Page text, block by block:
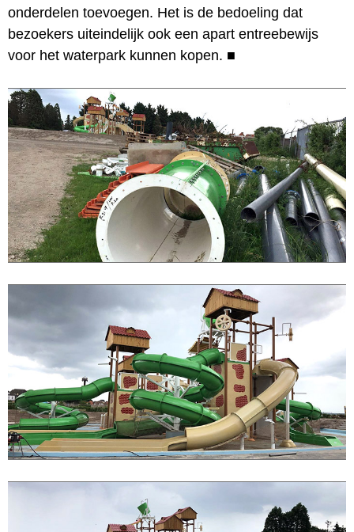
onderdelen toevoegen. Het is de bedoeling dat
bezoekers uiteindelijk ook een apart entreebewijs
voor het waterpark kunnen kopen. ■